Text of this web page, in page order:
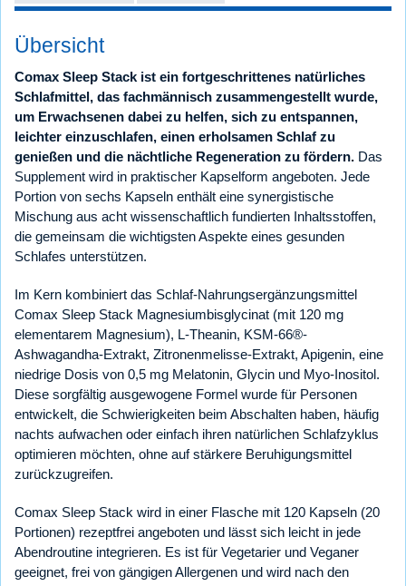
Übersicht
Comax Sleep Stack ist ein fortgeschrittenes natürliches
Schlafmittel, das fachmännisch zusammengestellt wurde,
um Erwachsenen dabei zu helfen, sich zu entspannen,
leichter einzuschlafen, einen erholsamen Schlaf zu
genießen und die nächtliche Regeneration zu fördern. Das
Supplement wird in praktischer Kapselform angeboten. Jede
Portion von sechs Kapseln enthält eine synergistische
Mischung aus acht wissenschaftlich fundierten Inhaltsstoffen,
die gemeinsam die wichtigsten Aspekte eines gesunden
Schlafes unterstützen.
Im Kern kombiniert das Schlaf-Nahrungsergänzungsmittel
Comax Sleep Stack Magnesiumbisglycinat (mit 120 mg
elementarem Magnesium), L-Theanin, KSM-66®-
Ashwagandha-Extrakt, Zitronenmelisse-Extrakt, Apigenin, eine
niedrige Dosis von 0,5 mg Melatonin, Glycin und Myo-Inositol.
Diese sorgfältig ausgewogene Formel wurde für Personen
entwickelt, die Schwierigkeiten beim Abschalten haben, häufig
nachts aufwachen oder einfach ihren natürlichen Schlafzyklus
optimieren möchten, ohne auf stärkere Beruhigungsmittel
zurückzugreifen.
Comax Sleep Stack wird in einer Flasche mit 120 Kapseln (20
Portionen) rezeptfrei angeboten und lässt sich leicht in jede
Abendroutine integrieren. Es ist für Vegetarier und Veganer
geeignet, frei von gängigen Allergenen und wird nach den